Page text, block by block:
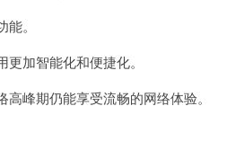
。
加智能化和便捷化。
峰期仍能享受流畅的网络体验。